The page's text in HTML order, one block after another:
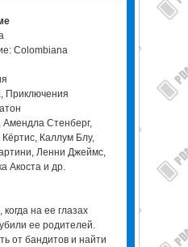
Colombiana
Приключения
Стенберг,
Каллум Блу,
Ленни Джеймс,
Акоста и др.
на ее глазах
ее родителей.
от бандитов и найти